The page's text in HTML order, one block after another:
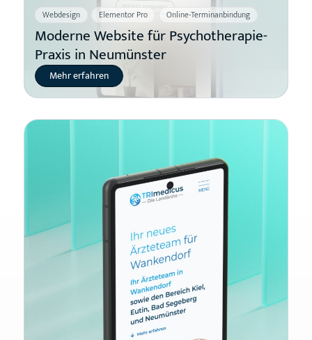
Webdesign Elementor Pro Online-Terminanbindung
Moderne Website für Psychotherapie-
Praxis in Neumünster
Mehr erfahren